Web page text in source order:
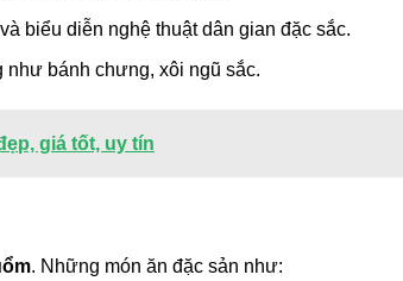
biểu diễn nghệ thuật dân gian đặc sắc.
bánh chưng, xôi ngũ sắc.
giá tốt, uy tín
. Những món ăn đặc sản như: